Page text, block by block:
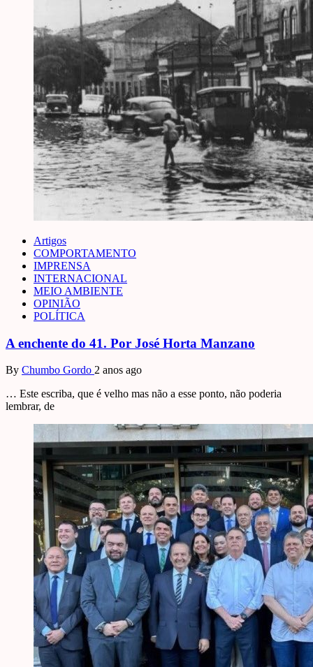
Artigos
COMPORTAMENTO
IMPRENSA
INTERNACIONAL
MEIO AMBIENTE
OPINIÃO
POLÍTICA
A enchente do 41. Por José Horta Manzano
By Chumbo Gordo 2 anos ago
… Este escriba, que é velho mas não a esse ponto, não poderia
lembrar, de